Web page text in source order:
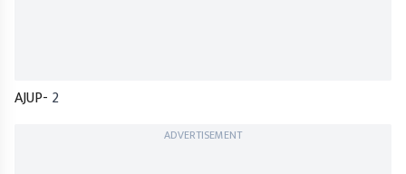
AJUP- 2
ADVERTISEMENT